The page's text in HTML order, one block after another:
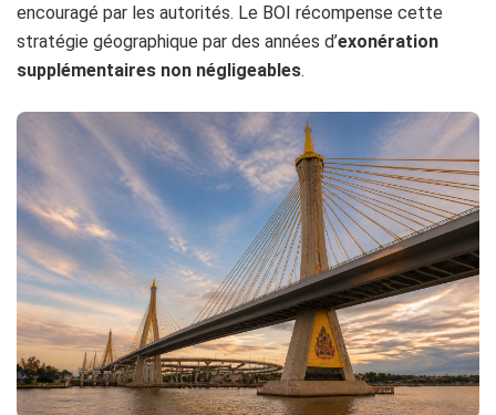
encouragé par les autorités. Le BOI récompense cette
stratégie géographique par des années d’exonération
supplémentaires non négligeables.